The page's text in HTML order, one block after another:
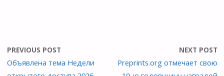
PREVIOUS POST
Объявлена тема Недели
NEXT POST
Preprints.org отмечает свою